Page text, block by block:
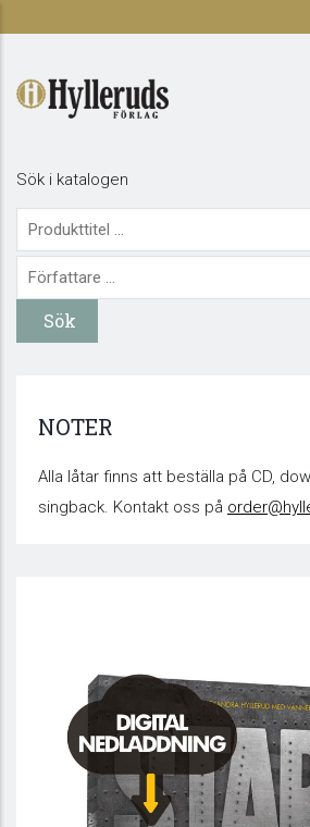
main
content
Sök i katalogen
NOTER
Alla låtar finns att beställa på CD,
singback. Kontakt oss på